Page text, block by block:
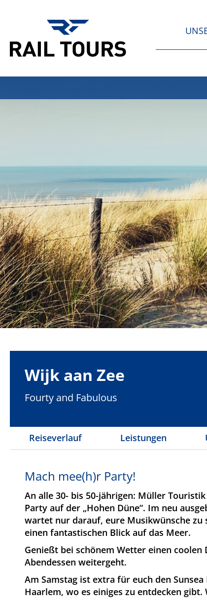
Wijk aan Zee
Fourty and Fabulous
Reiseverlauf Leistungen
Mach mee(h)r Party!
An alle 30- bis 50-jährigen: Müller
Party auf der „Hohen Düne“. Im neu
wartet nur darauf, eure Musikwünsche zu
einen fantastischen Blick auf das Meer.
Genießt bei schönem Wetter einen
Abendessen weitergeht.
Am Samstag ist extra für euch den
Haarlem, wo es einiges zu entdecken